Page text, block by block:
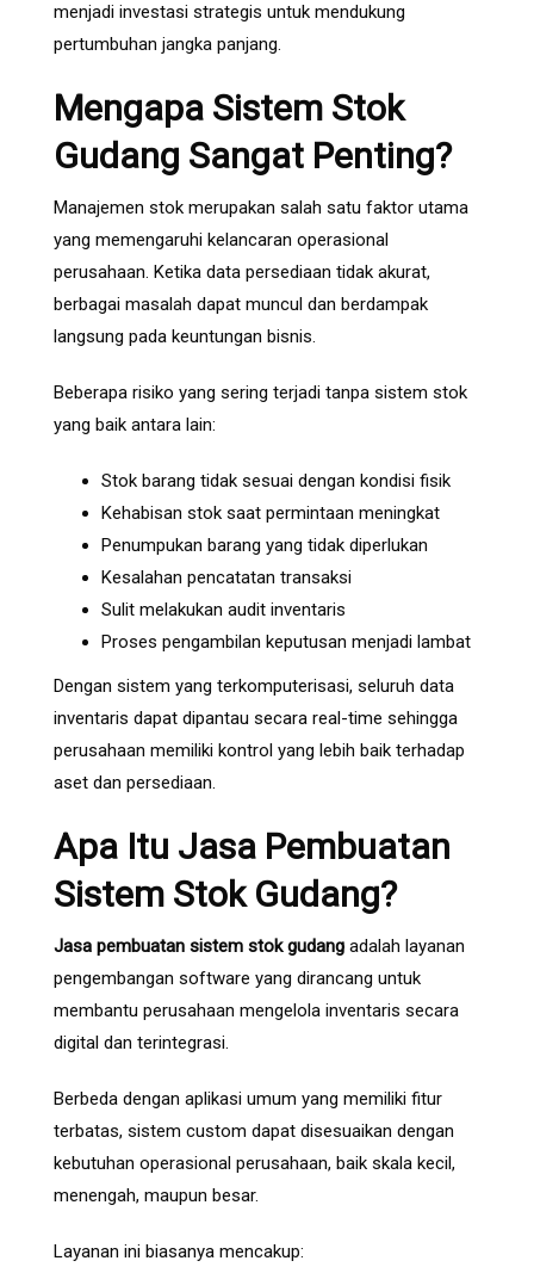
menjadi investasi strategis untuk mendukung
pertumbuhan jangka panjang.
Mengapa Sistem Stok
Gudang Sangat Penting?
Manajemen stok merupakan salah satu faktor utama
yang memengaruhi kelancaran operasional
perusahaan. Ketika data persediaan tidak akurat,
berbagai masalah dapat muncul dan berdampak
langsung pada keuntungan bisnis.
Beberapa risiko yang sering terjadi tanpa sistem stok
yang baik antara lain:
Stok barang tidak sesuai dengan kondisi fisik
Kehabisan stok saat permintaan meningkat
Penumpukan barang yang tidak diperlukan
Kesalahan pencatatan transaksi
Sulit melakukan audit inventaris
Proses pengambilan keputusan menjadi lambat
Dengan sistem yang terkomputerisasi, seluruh data
inventaris dapat dipantau secara real-time sehingga
perusahaan memiliki kontrol yang lebih baik terhadap
aset dan persediaan.
Apa Itu Jasa Pembuatan
Sistem Stok Gudang?
Jasa pembuatan sistem stok gudang adalah layanan
pengembangan software yang dirancang untuk
membantu perusahaan mengelola inventaris secara
digital dan terintegrasi.
Berbeda dengan aplikasi umum yang memiliki fitur
terbatas, sistem custom dapat disesuaikan dengan
kebutuhan operasional perusahaan, baik skala kecil,
menengah, maupun besar.
Layanan ini biasanya mencakup: